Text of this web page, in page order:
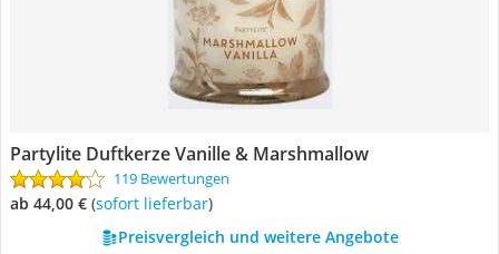
Partylite Duftkerze Vanille & Marshmallow
119 Bewertungen
ab 44,00 € ( Sofort lieferbar)
Preisvergleich und weitere Angebote